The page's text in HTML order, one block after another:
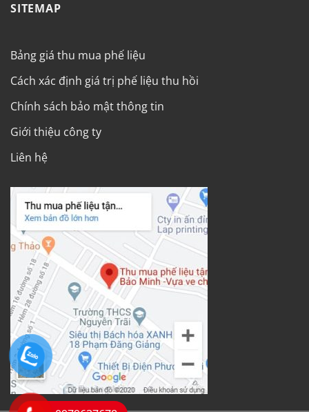
SITEMAP
Bảng giá thu mua phế liệu
Cách xác định giá trị phế liệu thu hồi
Chính sách bảo mật thông tin
Giới thiệu công ty
Liên hệ